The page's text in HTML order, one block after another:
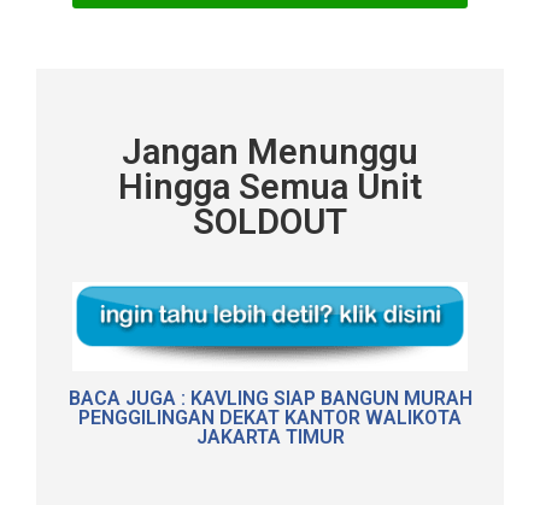
Jangan Menunggu
Hingga Semua Unit
SOLDOUT
BACA JUGA : KAVLING SIAP BANGUN MURAH
PENGGILINGAN DEKAT KANTOR WALIKOTA
JAKARTA TIMUR